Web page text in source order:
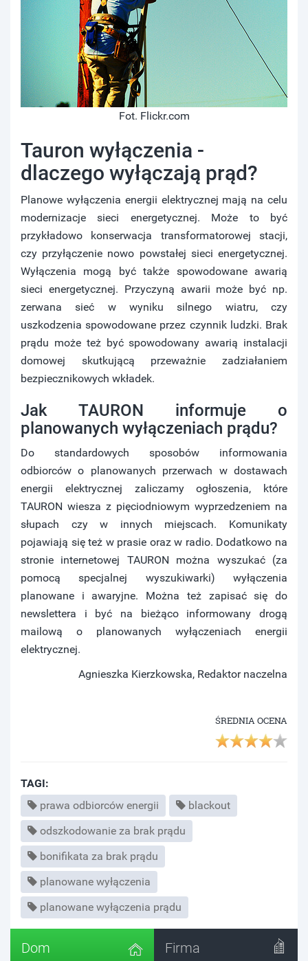
Fot. Flickr.com
Tauron wyłączenia -
dlaczego wyłączają prąd?
Planowe wyłączenia energii elektrycznej mają na celu
modernizacje sieci energetycznej. Może to być
przykładowo konserwacja transformatorowej stacji,
czy przyłączenie nowo powstałej sieci energetycznej.
Wyłączenia mogą być także spowodowane awarią
sieci energetycznej. Przyczyną awarii może być np.
zerwana sieć w wyniku silnego wiatru, czy
uszkodzenia spowodowane przez czynnik ludzki. Brak
prądu może też być spowodowany awarią instalacji
domowej skutkującą przeważnie zadziałaniem
bezpiecznikowych wkładek.
Jak TAURON informuje o
planowanych wyłączeniach prądu?
Do standardowych sposobów informowania
odbiorców o planowanych przerwach w dostawach
energii elektrycznej zaliczamy ogłoszenia, które
TAURON wiesza z pięciodniowym wyprzedzeniem na
słupach czy w innych miejscach. Komunikaty
pojawiają się też w prasie oraz w radio. Dodatkowo na
stronie internetowej TAURON można wyszukać (za
pomocą specjalnej wyszukiwarki) wyłączenia
planowane i awaryjne. Można też zapisać się do
newslettera i być na bieżąco informowany drogą
mailową o planowanych wyłączeniach energii
elektrycznej.
Agnieszka Kierzkowska, Redaktor naczelna
ŚREDNIA OCENA
TAGI:
prawa odbiorców energii
blackout
odszkodowanie za brak prądu
bonifikata za brak prądu
planowane wyłączenia
planowane wyłączenia prądu
Dom Firma